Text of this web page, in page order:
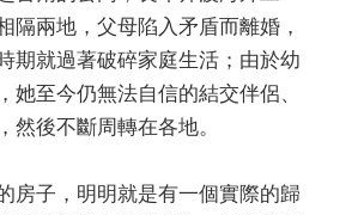
隔兩地，父母陷入矛盾而離婚，
期就過著破碎家庭生活；由於幼
她至今仍無法自信的結交伴侶、
然後不斷周轉在各地。
房子，明明就是有一個實際的歸